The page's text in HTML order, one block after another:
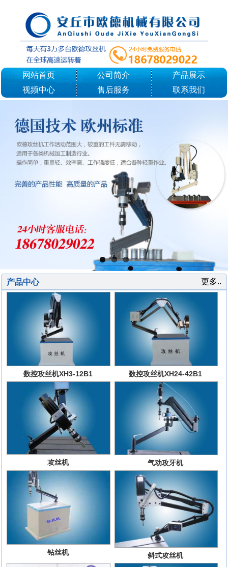
网站首页 公司简介
产品展示
视频中心
售后服务 联系我们
更多..
产品中心
数控攻丝机XH3-12B1 数控攻丝机XH24-42B1
攻丝机 气动攻牙机
钻丝机 斜式攻丝机